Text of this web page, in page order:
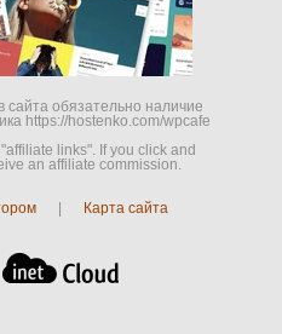
обязательно наличие
https://hostenko.com/wpcafe
links". If you click and
an affiliate commission.
| Карта сайта